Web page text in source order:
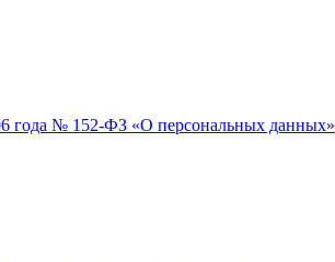
года № 152-ФЗ «О персональных данных»